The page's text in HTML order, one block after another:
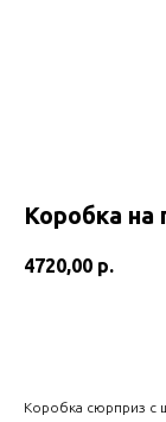
Коробка на
4720,00 р.
Коробка сюрприз с